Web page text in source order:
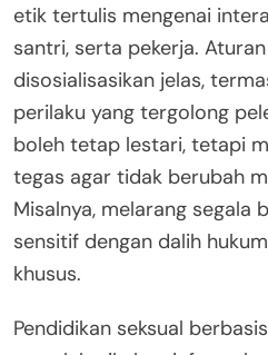
etik tertulis mengenai
santri, serta pekerja.
disosialisasikan jelas,
perilaku yang tergolong
boleh tetap lestari, tetapi
tegas agar tidak berubah
Misalnya, melarang segala
sensitif dengan dalih
khusus.
Pendidikan seksual